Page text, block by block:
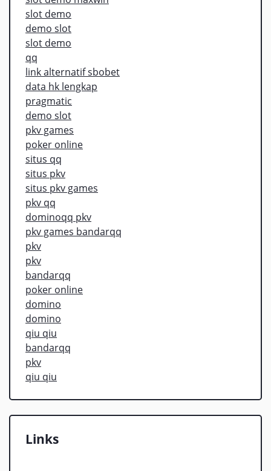
slot demo
demo slot
slot demo
qq
link alternatif sbobet
data hk lengkap
pragmatic
demo slot
pkv games
poker online
situs qq
situs pkv
situs pkv games
pkv qq
dominoqq pkv
pkv games bandarqq
pkv
pkv
bandarqq
poker online
domino
domino
qiu qiu
bandarqq
pkv
qiu qiu
Links